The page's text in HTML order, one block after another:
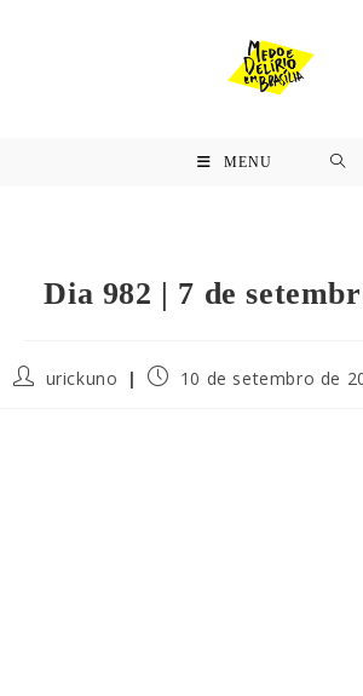
MENU
Dia 982 | 7 de
urickuno 10 de setembro de